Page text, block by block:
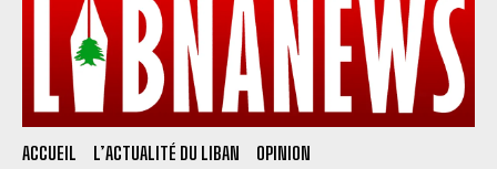
ACCUEIL L’ACTUALITÉ DU LIBAN
OPINION